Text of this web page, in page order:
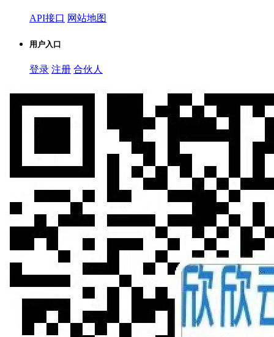
API接口 网站地图
用户入口
登录 注册 合伙人